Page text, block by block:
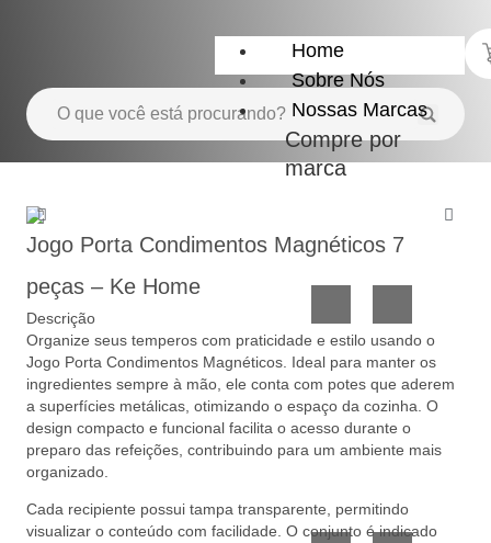
Home
Sobre Nós
Nossas Marcas
Compre por
marca
do
e
Vidro
Presente
Jogo Porta Condimentos Magnéticos 7
peças – Ke Home
Descrição
Organize seus temperos com praticidade e estilo usando o
Jogo Porta Condimentos Magnéticos. Ideal para manter os
ingredientes sempre à mão, ele conta com potes que aderem
a superfícies metálicas, otimizando o espaço da cozinha. O
design compacto e funcional facilita o acesso durante o
preparo das refeições, contribuindo para um ambiente mais
organizado.
Cada recipiente possui tampa transparente, permitindo
visualizar o conteúdo com facilidade. O conjunto é indicado